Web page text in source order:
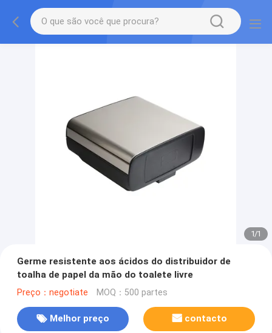
1/1
Germe resistente aos ácidos do distribuidor de
toalha de papel da mão do toalete livre
Preço：negotiate MOQ：500 partes
Melhor preço contacto